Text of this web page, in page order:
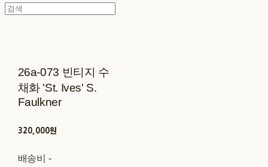
26a-073 빈티지 수
채화 'St. Ives' S.
Faulkner
320,000원
배송비 -